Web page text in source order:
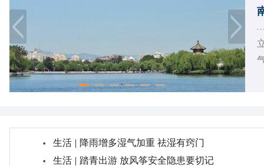
生活 | 降雨增多湿气加重 祛湿有窍门
生活 | 踏青出游 放风筝安全隐患要切记